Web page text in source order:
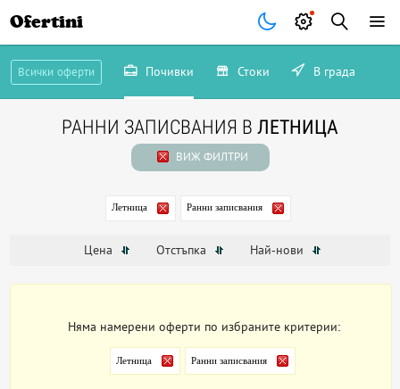
Ofertini
Всички оферти Почивки Стоки В града
РАННИ ЗАПИСВАНИЯ В ЛЕТНИЦА
ВИЖ ФИЛТРИ
Летница Ранни записвания
Цена Отстъпка Най-нови
Няма намерени оферти по избраните критерии:
Летница Ранни записвания